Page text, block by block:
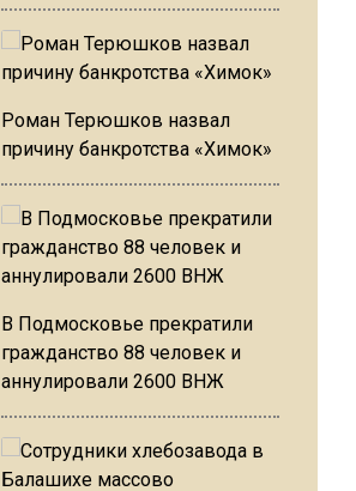
Роман Терюшков назвал
причину банкротства «Химок»
В Подмосковье прекратили
гражданство 88 человек и
аннулировали 2600 ВНЖ